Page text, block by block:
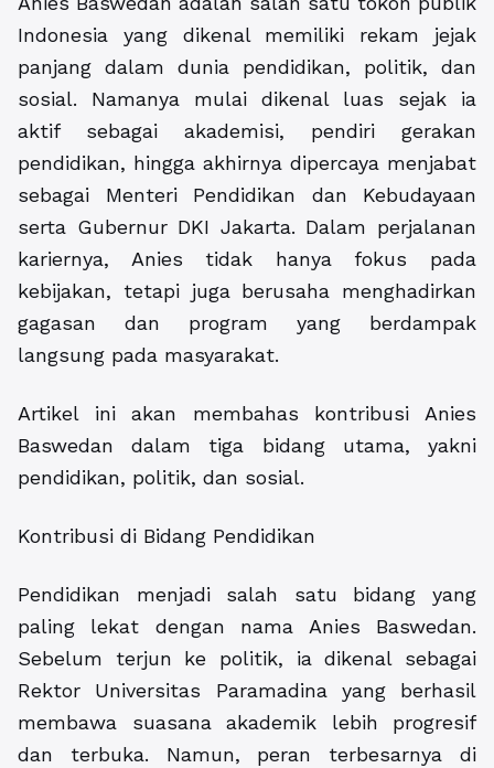
Indonesia yang dikenal memiliki rekam jejak
panjang dalam dunia pendidikan, politik, dan
sosial. Namanya mulai dikenal luas sejak ia
aktif sebagai akademisi, pendiri gerakan
pendidikan, hingga akhirnya dipercaya menjabat
sebagai Menteri Pendidikan dan Kebudayaan
serta Gubernur DKI Jakarta. Dalam perjalanan
kariernya, Anies tidak hanya fokus pada
kebijakan, tetapi juga berusaha menghadirkan
gagasan dan program yang berdampak
langsung pada masyarakat.
Artikel ini akan membahas kontribusi Anies
Baswedan dalam tiga bidang utama, yakni
pendidikan, politik, dan sosial.
Kontribusi di Bidang Pendidikan
Pendidikan menjadi salah satu bidang yang
paling lekat dengan nama Anies Baswedan.
Sebelum terjun ke politik, ia dikenal sebagai
Rektor Universitas Paramadina yang berhasil
membawa suasana akademik lebih progresif
dan terbuka. Namun, peran terbesarnya di